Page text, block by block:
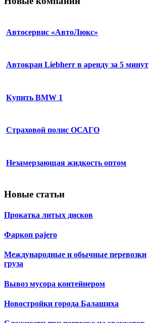
Автосервис «АвтоЛюкс»
Автокран Liebherr в аренду за 5 минут
Купить BMW 1
Страховой полис ОСАГО
Незамерзающая жидкость оптом
Новые статьи
Прокатка литых дисков
Фаркоп pajero
Международные и обычные перевозки
груза
Вывоз мусора контейнером
Новостройки города Балашиха